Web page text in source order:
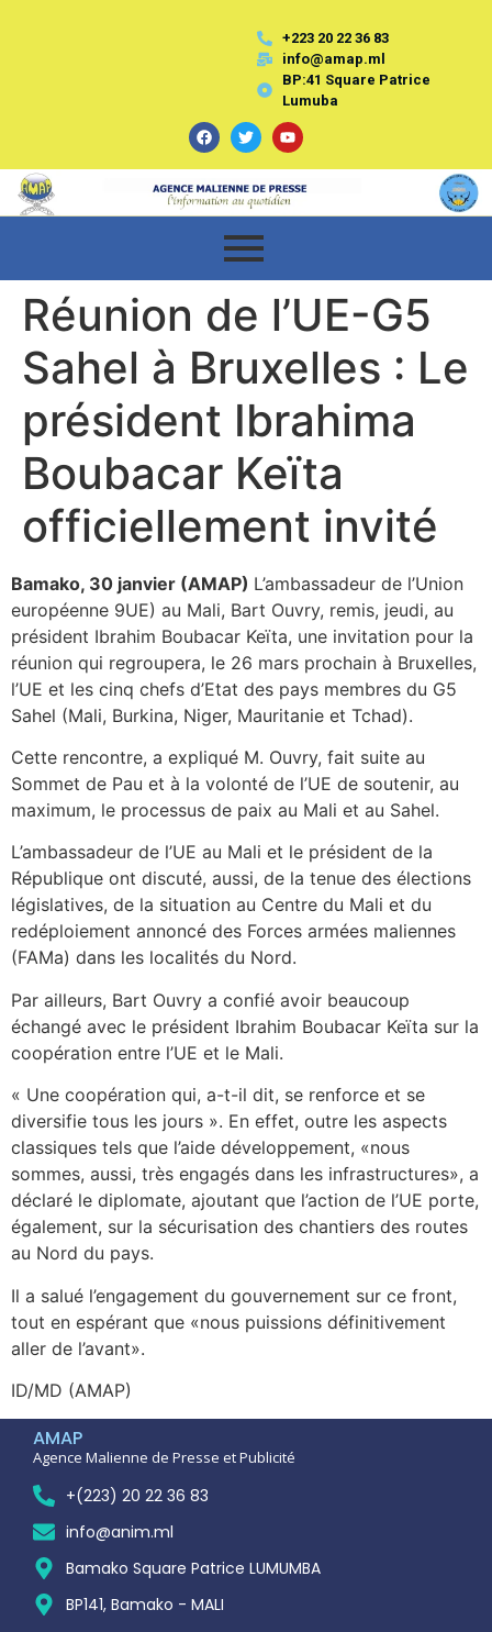
+223 20 22 36 83
info@amap.ml
BP:41 Square Patrice
Lumuba
Réunion de l’UE-G5
Sahel à Bruxelles : Le
président Ibrahima
Boubacar Keïta
officiellement invité
Bamako, 30 janvier (AMAP) L’ambassadeur de l’Union
européenne 9UE) au Mali, Bart Ouvry, remis, jeudi, au
président Ibrahim Boubacar Keïta, une invitation pour la
réunion qui regroupera, le 26 mars prochain à Bruxelles,
l’UE et les cinq chefs d’Etat des pays membres du G5
Sahel (Mali, Burkina, Niger, Mauritanie et Tchad).
Cette rencontre, a expliqué M. Ouvry, fait suite au
Sommet de Pau et à la volonté de l’UE de soutenir, au
maximum, le processus de paix au Mali et au Sahel.
L’ambassadeur de l’UE au Mali et le président de la
République ont discuté, aussi, de la tenue des élections
législatives, de la situation au Centre du Mali et du
redéploiement annoncé des Forces armées maliennes
(FAMa) dans les localités du Nord.
Par ailleurs, Bart Ouvry a confié avoir beaucoup
échangé avec le président Ibrahim Boubacar Keïta sur la
coopération entre l’UE et le Mali.
« Une coopération qui, a-t-il dit, se renforce et se
diversifie tous les jours ». En effet, outre les aspects
classiques tels que l’aide développement, «nous
sommes, aussi, très engagés dans les infrastructures», a
déclaré le diplomate, ajoutant que l’action de l’UE porte,
également, sur la sécurisation des chantiers des routes
au Nord du pays.
Il a salué l’engagement du gouvernement sur ce front,
tout en espérant que «nous puissions définitivement
aller de l’avant».
ID/MD (AMAP)
AMAP
Agence Malienne de Presse et Publicité
+(223) 20 22 36 83
info@anim.ml
Bamako Square Patrice LUMUMBA
BP141, Bamako - MALI